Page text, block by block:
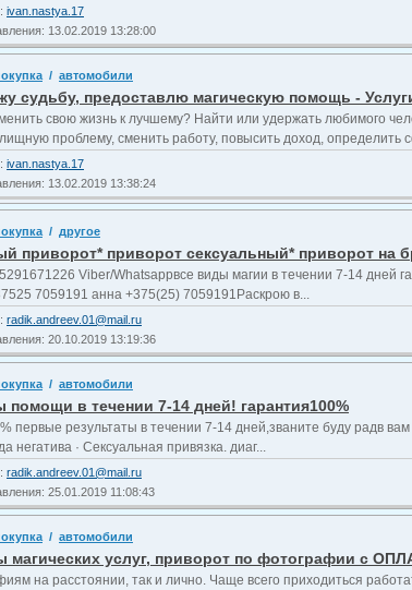
ivan.nastya.17
13.02.2019 13:28:00
/ автомобили
судьбу, предоставлю магическую помощь -
свою жизнь к лучшему? Найти или удержать любимого
проблему, сменить работу, повысить доход, определить
ivan.nastya.17
13.02.2019 13:38:24
/ другое
приворот* приворот сексуальный* приворот на
Viber/Whatsappвсе виды магии в течении 7-14 дней
7059191 анна +375(25) 7059191Раскрою в...
radik.andreev.01@mail.ru
20.10.2019 13:19:36
/ автомобили
помощи в течении 7-14 дней! гарантия100%
результаты в течении 7-14 дней,званите буду радв
· Сексуальная привязка. диаг...
radik.andreev.01@mail.ru
25.01.2019 11:08:43
/ автомобили
магических услуг, приворот по фотографии c
на расстоянии, так и лично. Чаще всего приходиться